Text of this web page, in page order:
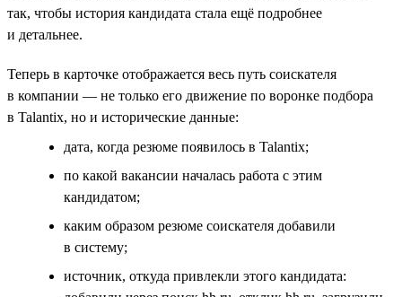
так, чтобы история кандидата стала ещё подробнее
и детальнее.
Теперь в карточке отображается весь путь соискателя
в компании — не только его движение по воронке подбора
в Talantix, но и исторические данные:
дата, когда резюме появилось в Talantix;
по какой вакансии началась работа с этим
кандидатом;
каким образом резюме соискателя добавили
в систему;
источник, откуда привлекли этого кандидата: